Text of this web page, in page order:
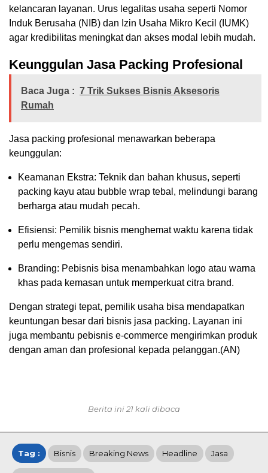
kelancaran layanan. Urus legalitas usaha seperti Nomor
Induk Berusaha (NIB) dan Izin Usaha Mikro Kecil (IUMK)
agar kredibilitas meningkat dan akses modal lebih mudah.
Keunggulan Jasa Packing Profesional
Baca Juga : 7 Trik Sukses Bisnis Aksesoris
Rumah
Jasa packing profesional menawarkan beberapa
keunggulan:
Keamanan Ekstra: Teknik dan bahan khusus, seperti
packing kayu atau bubble wrap tebal, melindungi barang
berharga atau mudah pecah.
Efisiensi: Pemilik bisnis menghemat waktu karena tidak
perlu mengemas sendiri.
Branding: Pebisnis bisa menambahkan logo atau warna
khas pada kemasan untuk memperkuat citra brand.
Dengan strategi tepat, pemilik usaha bisa mendapatkan
keuntungan besar dari bisnis jasa packing. Layanan ini
juga membantu pebisnis e-commerce mengirimkan produk
dengan aman dan profesional kepada pelanggan.(AN)
Berita ini 21 kali dibaca
Tag : Bisnis Breaking News Headline Jasa